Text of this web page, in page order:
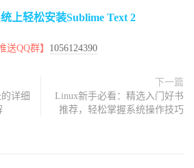
上轻松安装Sublime Text 2
送QQ群】 1056124390
详细
下一篇
Linux新手必看：精选入门好书
推荐，轻松掌握系统操作技巧